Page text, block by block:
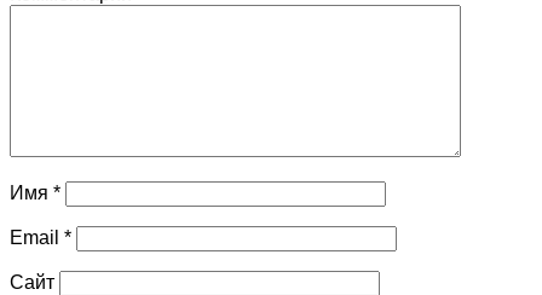
Имя *
Email *
Сайт